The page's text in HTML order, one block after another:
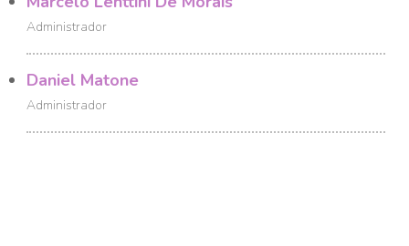
Administrador
Daniel Matone
Administrador